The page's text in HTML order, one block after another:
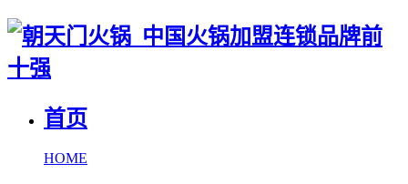
首页
HOME